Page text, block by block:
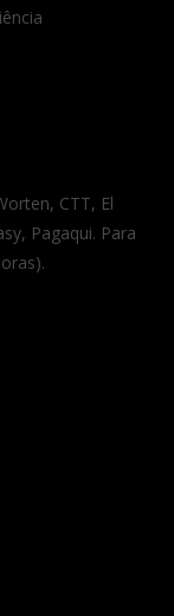
CTT, El
Pagaqui. Para